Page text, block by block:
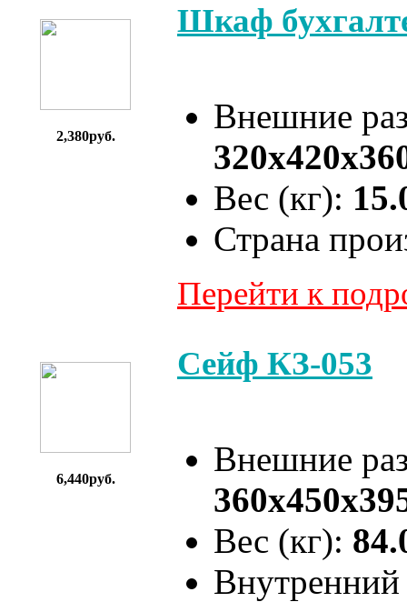
2,380руб.
Шкаф
Внешние
Вес (кг):
Страна
Перейти к
6,440руб.
Сейф КЗ-053
Внешние
Вес (кг):